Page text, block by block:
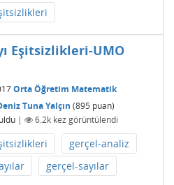
Eşitsizlikleri-UMO
Orta Öğretim Matematik
Tuna Yalçın (895 puan)
| 6.2kkez görüntülendi
gerçel-analiz
gerçel-sayılar